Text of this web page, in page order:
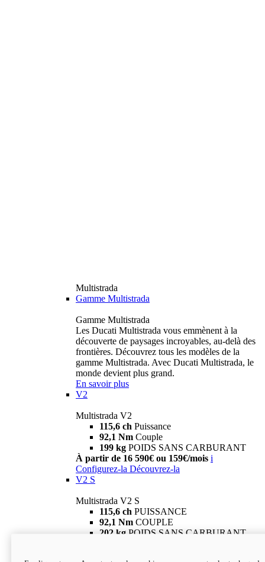
Multistrada
Gamme Multistrada
Gamme Multistrada
Les Ducati Multistrada vous emmènent à la
découverte de paysages incroyables, au-delà des
frontières. Découvrez tous les modèles de la
gamme Multistrada. Avec Ducati Multistrada, le
monde devient plus grand.
En savoir plus
V2
Multistrada V2
115,6 ch Puissance
92,1 Nm Couple
199 kg POIDS SANS CARBURANT
À partir de 16 590€ ou 159€/mois i
Configurez-la Découvrez-la
V2 S
Multistrada V2 S
115,6 ch PUISSANCE
92,1 Nm COUPLE
202 kg POIDS SANS CARBURANT